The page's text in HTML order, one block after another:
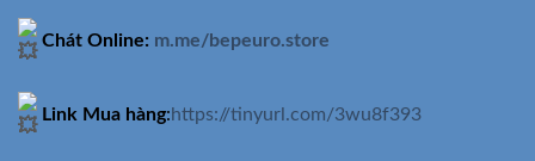
Chát Online: m.me/bepeuro.store
Link Mua hàng:https://tinyurl.com/3wu8f393